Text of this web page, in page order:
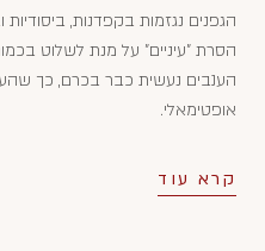
הגפנים נגזמות בקפדנות,
הסרת "עיניים" על מנת לשלוט
הענבים נעשית כבר בכרם, כך
אופטימאלי.
קרא עוד